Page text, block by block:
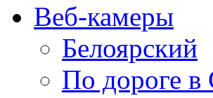
Веб-камеры
Белоярский
По дороге в